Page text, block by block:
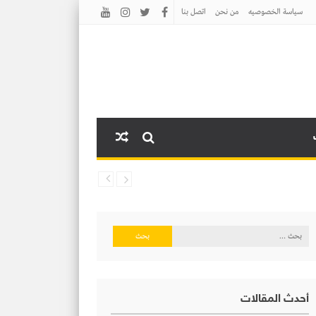
سياسة الخصوصيه من نحن اتصل بنا
البحث
أحدث المقالات